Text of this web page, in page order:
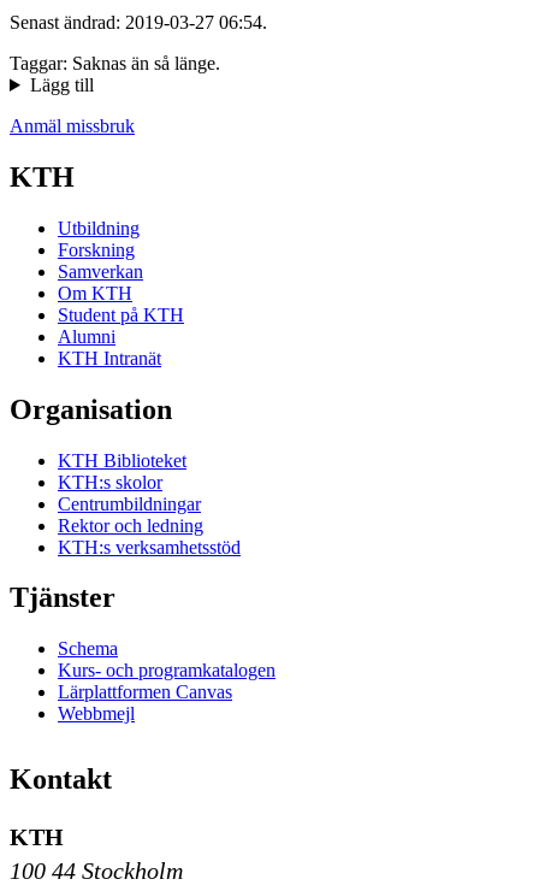
Senast ändrad: 2019-03-27 06:54.
Taggar: Saknas än så länge.
Lägg till
Anmäl missbruk
KTH
Utbildning
Forskning
Samverkan
Om KTH
Student på KTH
Alumni
KTH Intranät
Organisation
KTH Biblioteket
KTH:s skolor
Centrumbildningar
Rektor och ledning
KTH:s verksamhetsstöd
Tjänster
Schema
Kurs- och programkatalogen
Lärplattformen Canvas
Webbmejl
Kontakt
KTH
100 44 Stockholm